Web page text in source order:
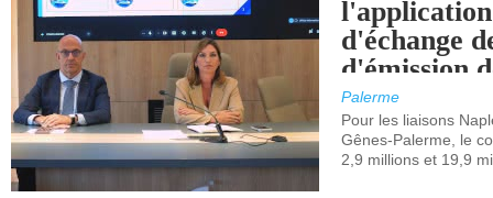
d'échange
d'émission
(SEQE-UE)
maritimes
occidentale.
Palerme
Pour les liaisons
Gênes-Palerme, le
2,9 millions et 19,9